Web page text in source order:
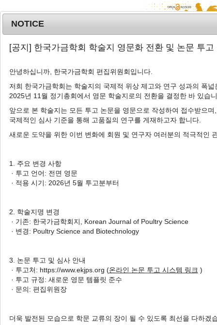
T
o
e
n
a
MENU
Advanced Search List
Author: Yeojin Hong
1 Articles are founded.
and Pig Antimicrobial Peptide NK-
Lysin
의 In Vitro항균효과
Yeojin Hong , Gi Yong Lee
, Soo-Jin Yang, Hyun Soon Lillehoj
, Yeong Ho Hong
Korean J. Poult. Sci. 2022;49(2):69-77.
NOTICE
[공지] 한국가금학회 학술지 영문화 전환 및 논문 투고
안녕하십니까, 한국가금학회 편집위원회입니다.
저희 한국가금학회는 학술지의 국제적 위상 제고와 연구 성과의 폭넓
2025년 11월 정기총회에서 영문 학술지로의 전환을 결정한 바 있습
앞으로 본 학술지는 모든 투고 논문을 영문으로 작성하여 접수받으며,
국제적인 심사 기준을 통해 고품질의 연구를 게재하고자 합니다.
새로운 도약을 위한 이번 변화에 회원 및 연구자 여러분의 적극적인
1. 주요 변경 사항
· 투고 언어: 전면 영문
· 적용 시기: 2026년 5월 투고분부터
2. 학술지명 변경
· 기존: 한국가금학회지, Korean Journal of Poultry Science
· 변경: Poultry Science and Biotechnology
3. 논문 투고 및 심사 안내
· 투고처: https://www.ekjps.org (온라인 논문 투고 시스템 링크 )
· 투고 규정: 새로운 영문 템플릿 준수
· 문의: 편집위원장
더욱 발전된 모습으로 학문 교류의 장이 될 수 있도록 최선을 다하겠